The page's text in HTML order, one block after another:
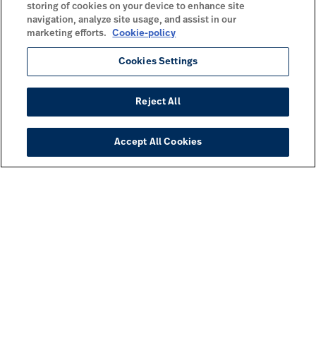
storing of cookies on your device to enhance site
navigation, analyze site usage, and assist in our
marketing efforts.
Cookie-policy
Cookies Settings
Reject All
Accept All Cookies